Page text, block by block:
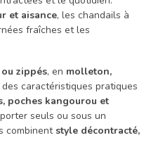
et aisance, les chandails à
fraîches et les
zippés, en molleton,
des caractéristiques pratiques
poches kangourou et
seuls ou sous un
combinent style décontracté,